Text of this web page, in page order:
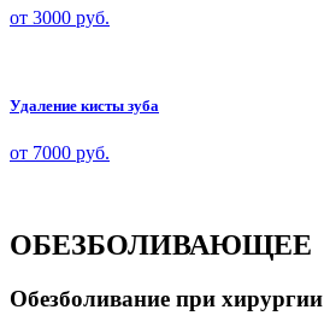
от 3000 руб.
Удаление кисты зуба
от 7000 руб.
ОБЕЗБОЛИВАЮЩЕЕ
Обезболивание при хирургии